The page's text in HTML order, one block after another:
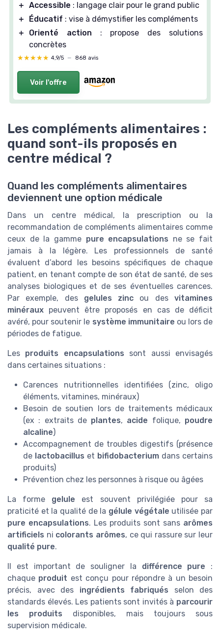
＋ Accessible : langage clair pour le grand public
＋
Éducatif : vise à démystifier les compléments
＋
Orienté action : propose des solutions
concrètes
★★★★★
★★★★★ 4,9/5 — 868 avis
Voir l'offre
Les compléments alimentaires :
quand sont-ils proposés en
centre médical ?
Quand les compléments alimentaires
deviennent une option médicale
Dans un centre médical, la prescription ou la
recommandation de compléments alimentaires comme
ceux de la gamme pure encapsulations ne se fait
jamais à la légère. Les professionnels de santé
évaluent d’abord les besoins spécifiques de chaque
patient, en tenant compte de son état de santé, de ses
analyses biologiques et de ses éventuelles carences.
Par exemple, des gelules zinc ou desvitamines
minéraux peuvent être proposés en cas de déficit
avéré, pour soutenir le système immunitaire ou lors de
périodes de fatigue.
Les produits encapsulations sont aussi envisagés
dans certaines situations :
Carences nutritionnelles identifiées (zinc, oligo
éléments, vitamines, minéraux)
Besoin de soutien lors de traitements médicaux
(ex : extraits de plantes, acide folique, poudre
alcaline)
Accompagnement de troubles digestifs (présence
de lactobacillus et bifidobacterium dans certains
produits)
Prévention chez les personnes à risque ou âgées
La forme gelule est souvent privilégiée pour sa
praticité et la qualité de la gélule végétale utilisée par
pure encapsulations. Les produits sont sans arômes
artificiels ni colorants arômes, ce qui rassure sur leur
qualité pure.
Il est important de souligner la différence pure :
chaque produit est conçu pour répondre à un besoin
précis, avec des ingrédients fabriqués selon des
standards élevés. Les patients sont invités à parcourir
les produits disponibles, mais toujours sous
supervision médicale.